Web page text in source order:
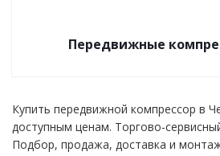
Передвижные
Купить передвижной компрессор в
доступным ценам. Торгово-
Подбор, продажа, доставка и